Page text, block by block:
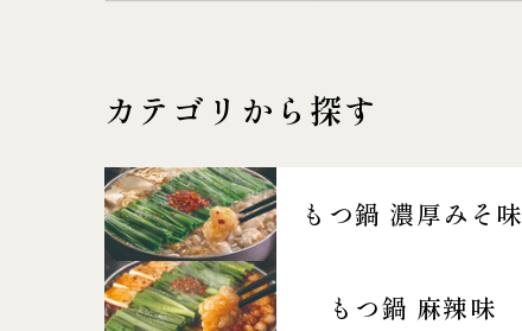
カテゴリから探す
もつ鍋 濃厚みそ味
もつ鍋 麻辣味